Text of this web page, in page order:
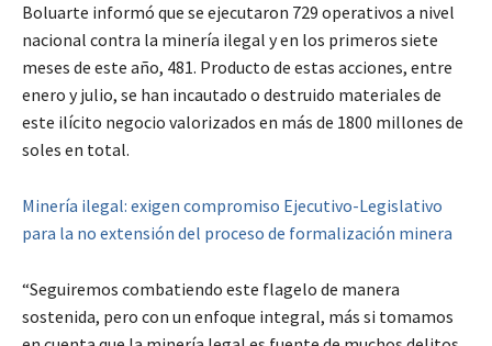
Boluarte informó que se ejecutaron 729 operativos a nivel
nacional contra la minería ilegal y en los primeros siete
meses de este año, 481. Producto de estas acciones, entre
enero y julio, se han incautado o destruido materiales de
este ilícito negocio valorizados en más de 1800 millones de
soles en total.
Minería ilegal: exigen compromiso Ejecutivo-Legislativo
para la no extensión del proceso de formalización minera
“Seguiremos combatiendo este flagelo de manera
sostenida, pero con un enfoque integral, más si tomamos